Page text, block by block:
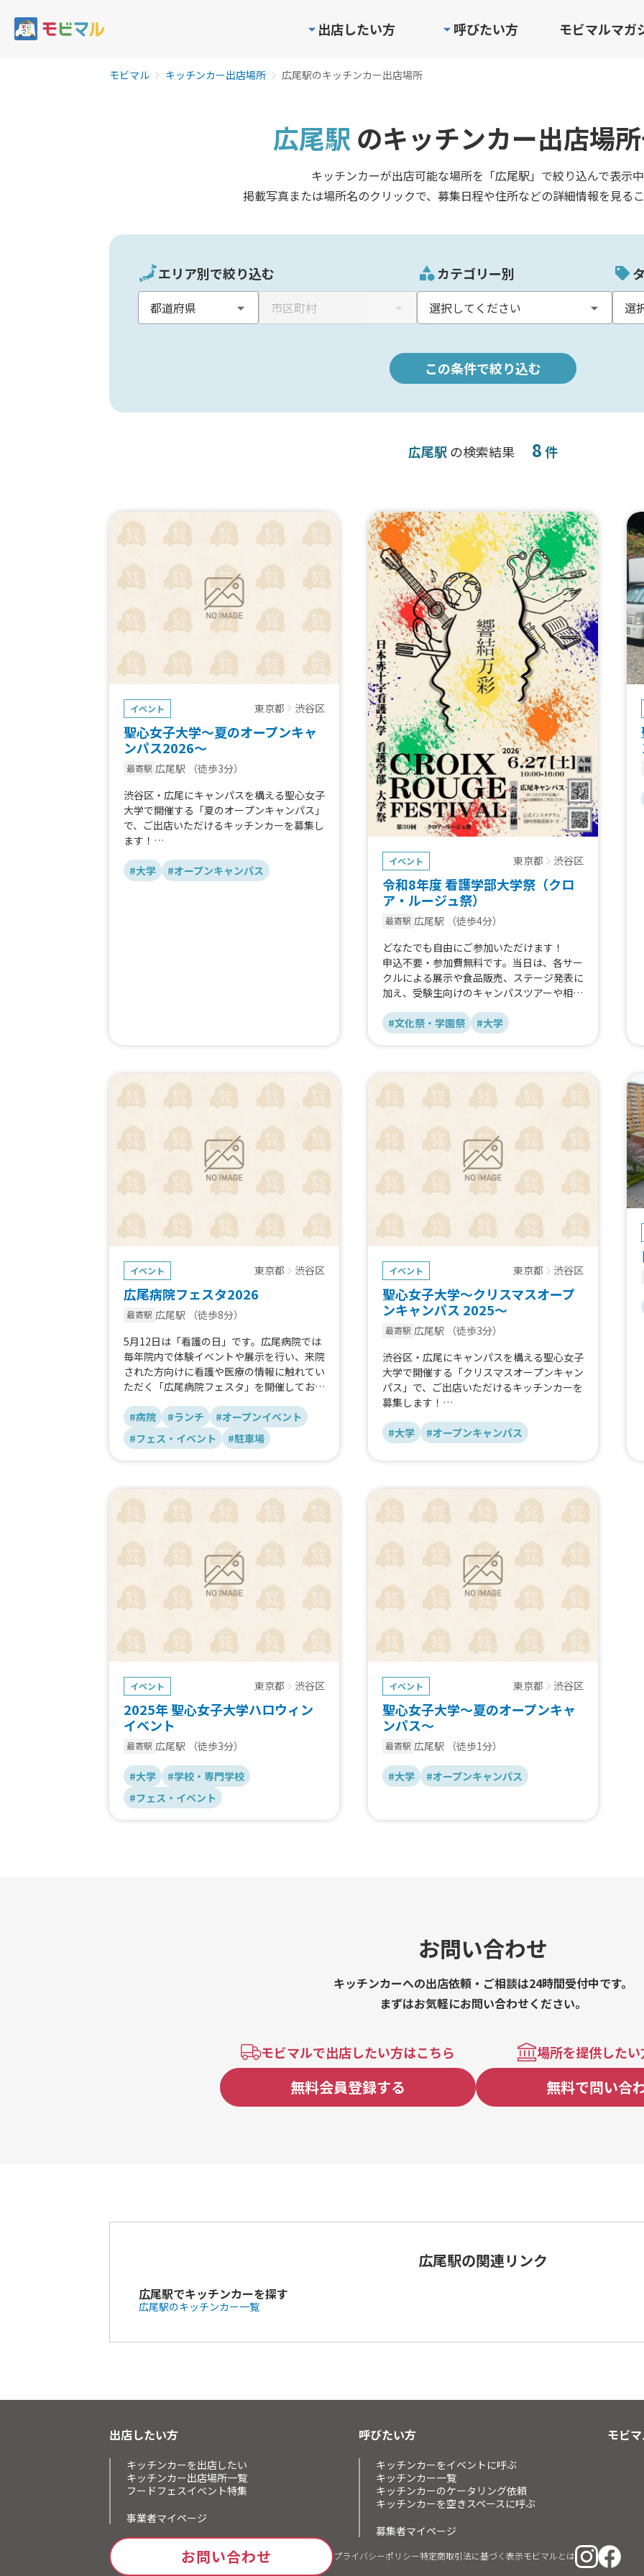
出店したい方 呼びたい方 モビマルマガ
モビマル キッチンカー出店場所 広尾駅のキッチンカー出店場所
広尾駅 のキッチンカー出店場
キッチンカーが出店可能な場所を「広尾駅」で絞り込んで表示
掲載写真または場所名のクリックで、募集日程や住所などの詳細情報を見る
エリア別で絞り込む カテゴリー別
この条件で絞り込む
広尾駅 の検索結果 8件
イベント 東京都 渋谷区
聖心女子大学～夏のオープンキャ
ンパス2026～
最寄駅 広尾駅
（徒歩3分）
渋谷区・広尾にキャンパスを構える聖心女子
大学で開催する「夏のオープンキャンパス」
で、ご出店いただけるキッチンカーを募集し
ます！
デザート系を希望しています。主な参加者が
高校生のため、ワンコインで購入できるよう
#大学 #オープンキャンパス
イベント 東京都 渋谷区
令和8年度 看護学部大学祭（クロ
ア・ルージュ祭）
最寄駅 広尾駅
（徒歩4分）
どなたでも自由にご参加いただけます！
申込不要・参加費無料です。当日は、各サー
クルによる展示や食品販売、ステージ発表に
加え、受験生向けのキャンパスツアーや相談
#文化祭・学園祭
#大学
イベント 東京都 渋谷区
広尾病院フェスタ2026
最寄駅 広尾駅
（徒歩8分）
5月12日は「看護の日」です。広尾病院では
毎年院内で体験イベントや展示を行い、来院
された方向けに看護や医療の情報に触れてい
ただく「広尾病院フェスタ」を開催しており
お子さま向けのプチドクター体験やフットケ
ア相談、スキンケアアドバイスなど役立つ知
識が盛りだくさんのイベントとなっておりま
#病院 #ランチ
#オープンイベント
#フェス・イベント
#駐車場
イベント 東京都 渋谷区
聖心女子大学～クリスマスオープ
ンキャンパス 2025～
最寄駅 広尾駅
（徒歩3分）
渋谷区・広尾にキャンパスを構える聖心女子
大学で開催する「クリスマスオープンキャン
パス」で、ご出店いただけるキッチンカーを
募集します！
ディップチュロス等の流行デザート系を希望
しています。主な参加者が高校生のため、ワ
#大学 #オープンキャンパス
イベント 東京都 渋谷区
2025年 聖心女子大学ハロウィン
イベント
最寄駅 広尾駅 （徒歩3分）
#大学
#学校・専門学校
#フェス・イベント
イベント 東京都 渋谷区
聖心女子大学～夏のオープンキャ
ンパス～
最寄駅 広尾駅 （徒歩1分）
#大学 #オープンキャンパス
お問い合わせ
キッチンカーへの出店依頼・ご相談は24時間受付中です。
まずはお気軽にお問い合わせください。
モビマルで出店したい方はこちら
無料会員登録する
場所を提供した
無料で問い合
広尾駅の関連リンク
広尾駅でキッチンカーを探す
広尾駅のキッチンカー一覧
出店したい方
キッチンカーを出店したい
キッチンカー出店場所一覧
フードフェスイベント特集
事業者マイページ
呼びたい方
キッチンカーをイベントに呼ぶ
キッチンカー一覧
キッチンカーのケータリング依頼
キッチンカーを空きスペースに呼ぶ
募集者マイページ
モビ
お問い合わせ プライバシーポリシー特定商取引法に基づく表示モビマルとは